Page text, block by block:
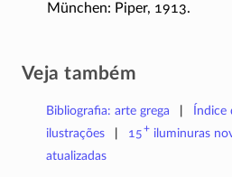
München: Piper, 1913.
Veja também
Bibliografia: arte grega
Índice
ilustrações
15+ iluminuras
atualizadas